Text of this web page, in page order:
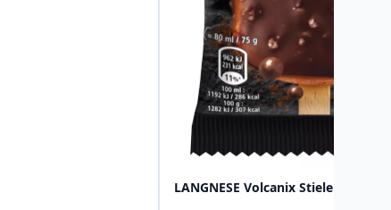
LANGNESE Volcanix Stieleis